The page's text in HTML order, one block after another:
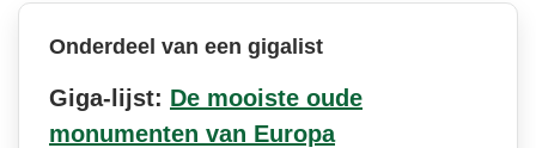
Onderdeel van een gigalist
Giga-lijst: De mooiste oude
monumenten van Europa